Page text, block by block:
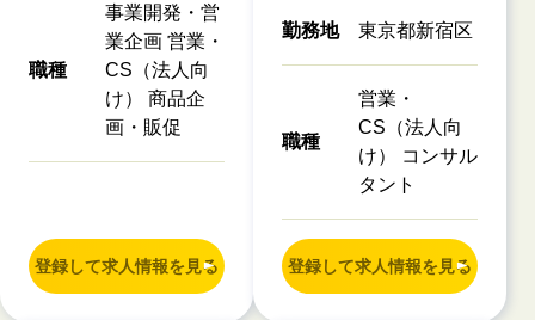
職種
事業開発・営
業企画 営業・
CS（法人向
け） 商品企
画・販促
登録して求人情報を見る
勤務地 東京都新宿区
職種
営業・
CS（法人向
け） コンサル
タント
登録して求人情報を見る